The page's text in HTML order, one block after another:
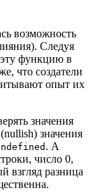
возможность
Следуя
эту функцию в
что создатели
опыт их
значения
значения
. А
число 0,
взгляд разница